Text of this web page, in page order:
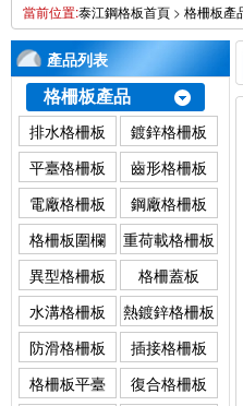
當前位置:泰江鋼格板首頁 > 格柵板產
產品列表
格柵板產品
排水格柵板
鍍鋅格柵板
平臺格柵板
齒形格柵板
電廠格柵板
鋼廠格柵板
格柵板圍欄
重荷載格柵板
異型格柵板
格柵蓋板
水溝格柵板
熱鍍鋅格柵板
防滑格柵板
插接格柵板
格柵板平臺
復合格柵板